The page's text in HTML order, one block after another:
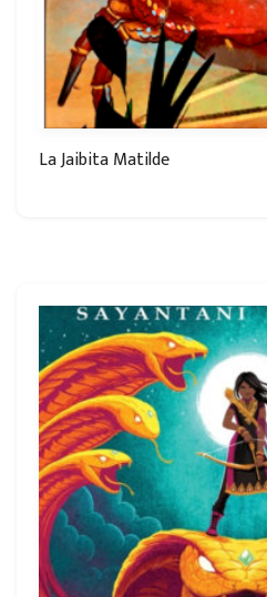
La Jaibita Matilde